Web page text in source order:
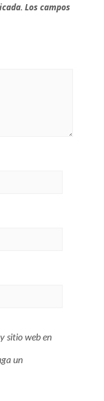
Los campos
sitio web en
un